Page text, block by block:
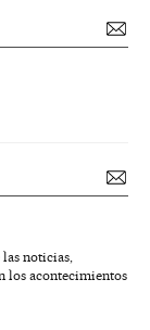
noticias,
los acontecimientos